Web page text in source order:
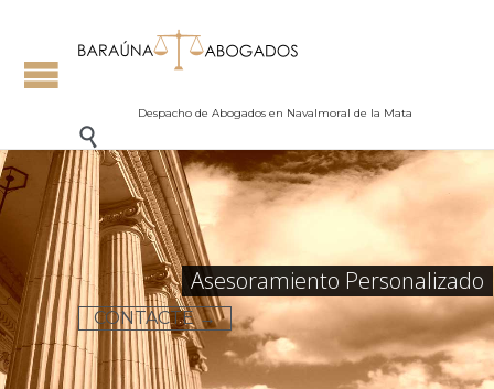
Despacho de Abogados en Navalmoral de la Mata

CONTACTE →
Asesoramiento Personalizado